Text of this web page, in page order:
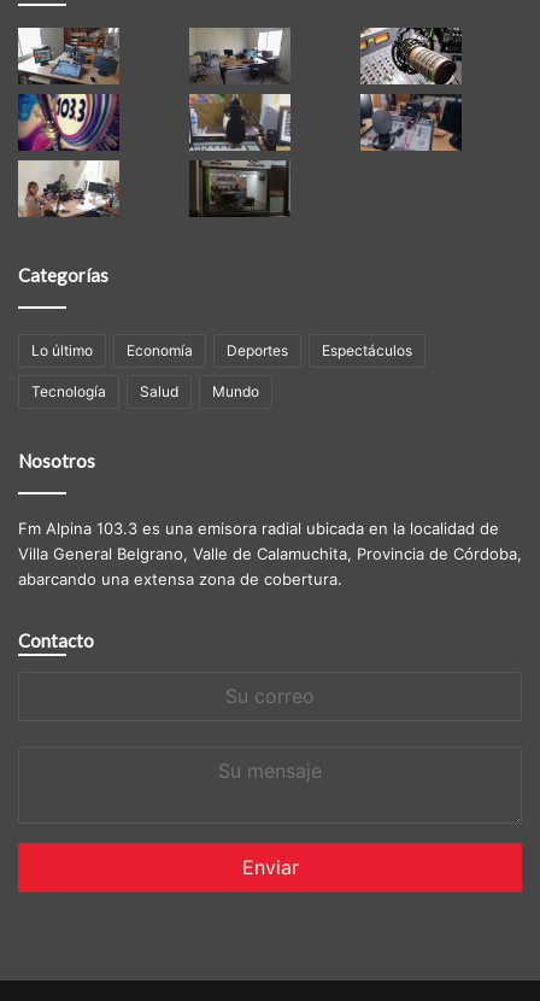
Categorías
Lo último Economía Deportes Espectáculos
Tecnología Salud Mundo
Nosotros
Fm Alpina 103.3 es una emisora radial ubicada en la localidad de
Villa General Belgrano, Valle de Calamuchita, Provincia de Córdoba,
abarcando una extensa zona de cobertura.
Contacto